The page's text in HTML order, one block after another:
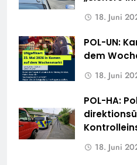
18. Juni
POL-UN:
dem
18. Juni
POL-HA:
18. Juni